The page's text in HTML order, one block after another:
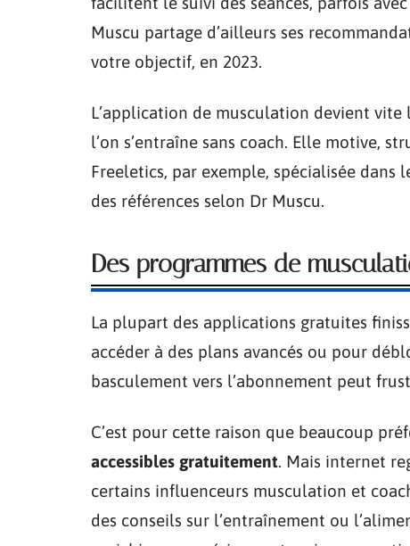
Muscu partage d’ailleurs ses
votre objectif, en 2023.
L’application de musculation devient
l’on s’entraîne sans coach. Elle motive,
Freeletics, par exemple, spécialisée dans
des références selon Dr Muscu.
Des programmes de
La plupart des applications gratuites
accéder à des plans avancés ou pour
basculement vers l’abonnement peut
C’est pour cette raison que beaucoup
accessibles gratuitement. Mais internet
certains influenceurs musculation et
des conseils sur l’entraînement ou